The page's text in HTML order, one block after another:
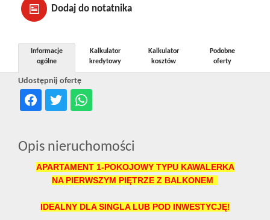
Dodaj do notatnika
Udostępnij ofertę
Informacje
ogólne
Kalkulator
kredytowy
Kalkulator
kosztów
Podobne
oferty
Opis nieruchomości
APARTAMENT 1-POKOJOWY TYPU KAWALERKA
NA PIERWSZYM PIĘTRZE Z BALKONEM
IDEALNY DLA SINGLA LUB POD INWESTYCJĘ!